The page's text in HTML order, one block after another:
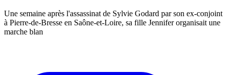
Une semaine après l'assassinat de Sylvie Godard par son ex-conjoint
à Pierre-de-Bresse en Saône-et-Loire, sa fille Jennifer organisait une
marche blan